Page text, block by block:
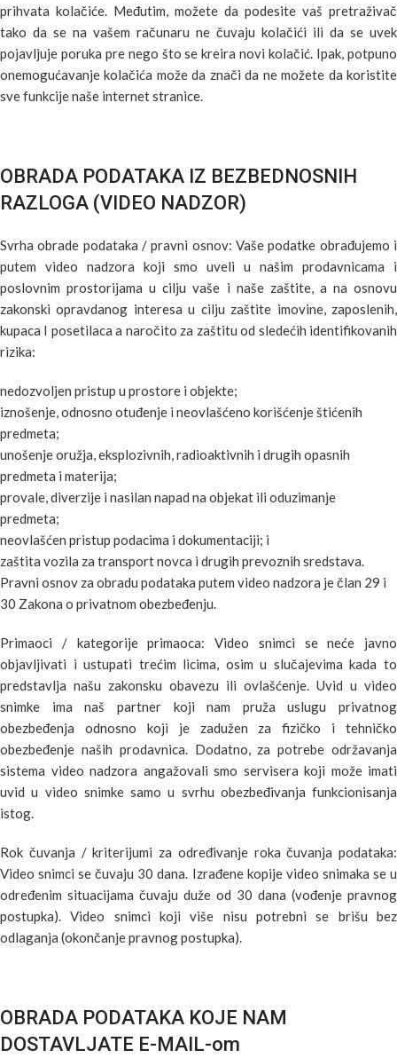
prihvata kolačiće. Međutim, možete da podesite vaš pretraživač
tako da se na vašem računaru ne čuvaju kolačići ili da se uvek
pojavljuje poruka pre nego što se kreira novi kolačić. Ipak, potpuno
onemogućavanje kolačića može da znači da ne možete da koristite
sve funkcije naše internet stranice.
OBRADA PODATAKA IZ BEZBEDNOSNIH
RAZLOGA (VIDEO NADZOR)
Svrha obrade podataka / pravni osnov: Vaše podatke obrađujemo i
putem video nadzora koji smo uveli u našim prodavnicama i
poslovnim prostorijama u cilju vaše i naše zaštite, a na osnovu
zakonski opravdanog interesa u cilju zaštite imovine, zaposlenih,
kupaca I posetilaca a naročito za zaštitu od sledećih identifikovanih
rizika:
nedozvoljen pristup u prostore i objekte;
iznošenje, odnosno otuđenje i neovlašćeno korišćenje štićenih
predmeta;
unošenje oružja, eksplozivnih, radioaktivnih i drugih opasnih
predmeta i materija;
provale, diverzije i nasilan napad na objekat ili oduzimanje
predmeta;
neovlašćen pristup podacima i dokumentaciji; i
zaštita vozila za transport novca i drugih prevoznih sredstava.
Pravni osnov za obradu podataka putem video nadzora je član 29 i
30 Zakona o privatnom obezbeđenju.
Primaoci / kategorije primaoca: Video snimci se neće javno
objavljivati i ustupati trećim licima, osim u slučajevima kada to
predstavlja našu zakonsku obavezu ili ovlašćenje. Uvid u video
snimke ima naš partner koji nam pruža uslugu privatnog
obezbeđenja odnosno koji je zadužen za fizičko i tehničko
obezbeđenje naših prodavnica. Dodatno, za potrebe održavanja
sistema video nadzora angažovali smo servisera koji može imati
uvid u video snimke samo u svrhu obezbeđivanja funkcionisanja
istog.
Rok čuvanja / kriterijumi za određivanje roka čuvanja podataka:
Video snimci se čuvaju 30 dana. Izrađene kopije video snimaka se u
određenim situacijama čuvaju duže od 30 dana (vođenje pravnog
postupka). Video snimci koji više nisu potrebni se brišu bez
odlaganja (okončanje pravnog postupka).
OBRADA PODATAKA KOJE NAM
DOSTAVLJATE E-MAIL-om